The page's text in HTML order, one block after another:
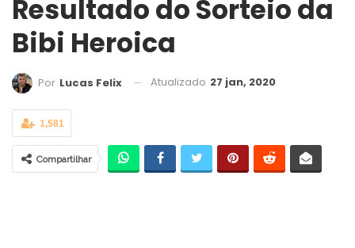
Resultado do Sorteio da
Bibi Heroica
Por Lucas Felix Atualizado 27 jan, 2020
1,581
Compartilhar